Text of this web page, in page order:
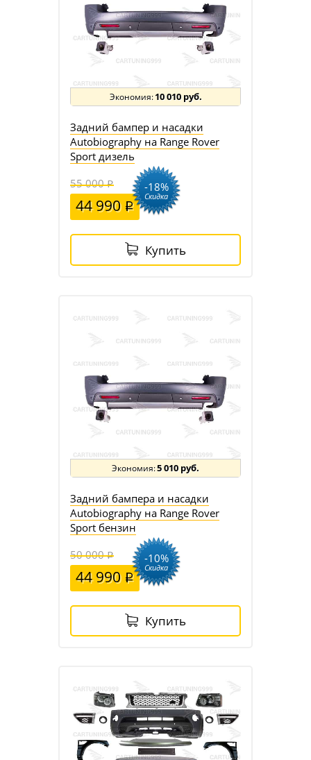
10 010 руб.
Задний бампер и насадки
Autobiography на Range Rover
Sport дизель
55 000
44 990
-18%
Скидка
Купить
5 010 руб.
Задний бампера и насадки
Autobiography на Range Rover
Sport бензин
50 000
44 990
-10%
Скидка
Купить